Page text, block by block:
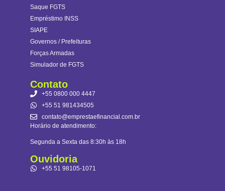
Saque FGTS
Empréstimo INSS
SIAPE
Governos / Prefeituras
Forças Armadas
Simulador de FGTS
Contato
+55 0800 000 4447
+55 51 981434505
contato@emprestaefinancial.com.br
Horário de atendimento:
Segunda a Sexta das 8:30h às 18h
Ouvidoria
+55 51 98105-1071